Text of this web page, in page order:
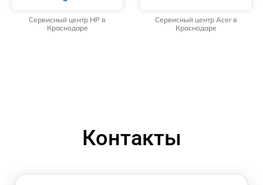
Сервисный центр HP в
Краснодаре
Сервисный центр Acer в
Краснодаре
Контакты